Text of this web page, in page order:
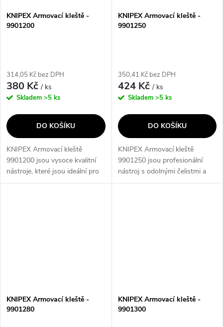
KNIPEX Armovací kleště -
9901200
314,05 Kč bez DPH
380 Kč/ ks
Skladem >5 ks
DO KOŠÍKU
KNIPEX Armovací kleště
9901200 jsou vysoce kvalitní
nástroje, které jsou ideální pro
práci s armovacími dráty. Díky
KNIPEX Armovací kleště -
9901250
350,41 Kč bez DPH
424 Kč/ ks
Skladem >5 ks
DO KOŠÍKU
KNIPEX Armovací kleště
9901250 jsou profesionální
nástroj s odolnými čelistmi a
ergonomickým designem, který
KNIPEX Armovací kleště -
9901280
KNIPEX Armovací kleště -
9901300